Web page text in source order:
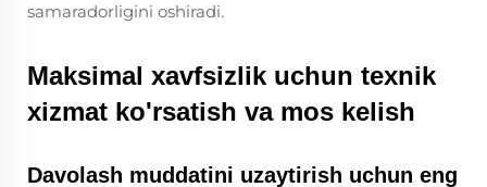
samaradorligini oshiradi.
Maksimal xavfsizlik uchun texnik
xizmat ko'rsatish va mos kelish
Davolash muddatini uzaytirish uchun eng